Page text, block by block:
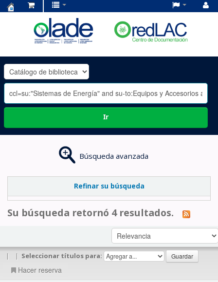
OLADE
-
Ir
Búsqueda avanzada
Refinar su búsqueda
Su búsqueda retornó 4 resultados.
| | Seleccionar títulos para:
Hacer reserva